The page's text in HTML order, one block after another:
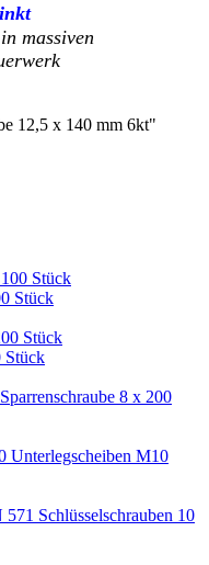
massiven
12,5 x 140 mm 6kt"
Stück
Stück
8 x 200
Unterlegscheiben M10
Schlüsselschrauben 10